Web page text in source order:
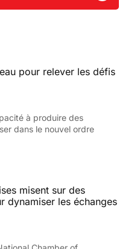
pour relever les défis
à produire des
dans le nouvel ordre
misent sur des
dynamiser les échanges